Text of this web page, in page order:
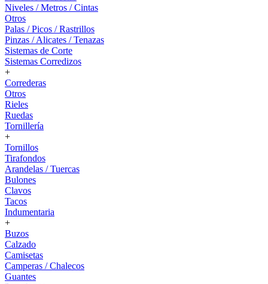
Niveles / Metros / Cintas
Otros
Palas / Picos / Rastrillos
Pinzas / Alicates / Tenazas
Sistemas de Corte
Sistemas Corredizos
+
Correderas
Otros
Rieles
Ruedas
Tornillería
+
Tornillos
Tirafondos
Arandelas / Tuercas
Bulones
Clavos
Tacos
Indumentaria
+
Buzos
Calzado
Camisetas
Camperas / Chalecos
Guantes